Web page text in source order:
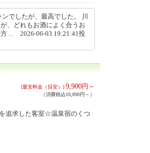
でしたが、最高でした。 川
、どれもお酒によく合うお
方… 2026-06-03 19:21:41投
[最安料金（目安）] 9,900円～
（消費税込10,890円～）
追求した客室☆温泉宿のくつ